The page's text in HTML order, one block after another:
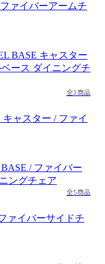
ァイバーアームチ
全3商品
ャスター / ファイ
全5商品
ァイバーサイドチ